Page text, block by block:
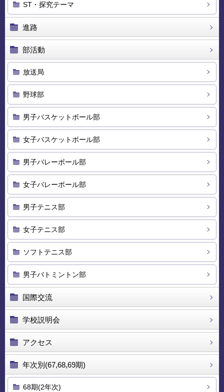
ST・探究テーマ
進路
部活動
放送局
野球部
男子バスケットボール部
女子バスケットボール部
男子バレーボール部
女子バレーボール部
男子テニス部
女子テニス部
ソフトテニス部
男子バトミントン部
国際交流
学校説明会
アクセス
年次別(67,68,69期)
68期(2年次)